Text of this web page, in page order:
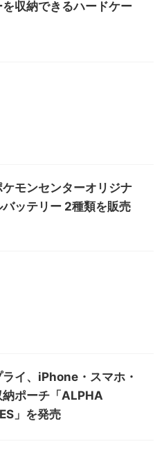
収納できるハードケー
モンセンターオリジナ
ッテリー 2種類を販売
イ、iPhone・スマホ・
納ポーチ「ALPHA
」を発売